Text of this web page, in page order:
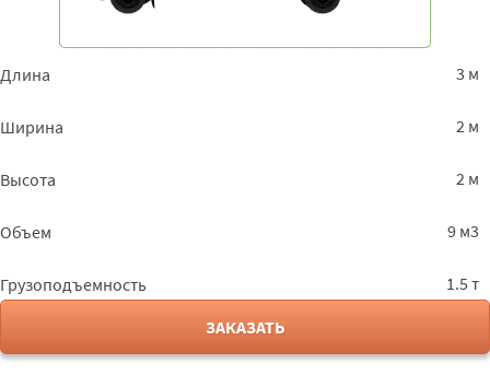
Длина 3 м
Ширина 2 м
Высота 2 м
Объем 9 м3
Грузоподъемность
1.5 т
ЗАКАЗАТЬ